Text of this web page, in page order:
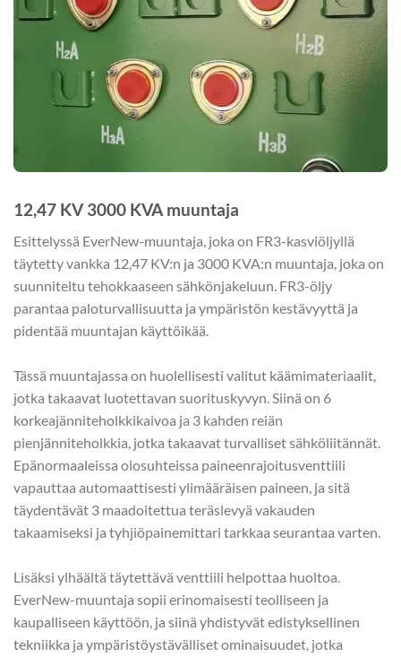
12,47 KV 3000 KVA muuntaja
Esittelyssä EverNew-muuntaja, joka on FR3-kasviöljyllä
täytetty vankka 12,47 KV:n ja 3000 KVA:n muuntaja, joka on
suunniteltu tehokkaaseen sähkönjakeluun. FR3-öljy
parantaa paloturvallisuutta ja ympäristön kestävyyttä ja
pidentää muuntajan käyttöikää.
Tässä muuntajassa on huolellisesti valitut käämimateriaalit,
jotka takaavat luotettavan suorituskyvyn. Siinä on 6
korkeajänniteholkkikaivoa ja 3 kahden reiän
pienjänniteholkkia, jotka takaavat turvalliset sähköliitännät.
Epänormaaleissa olosuhteissa paineenrajoitusventtiili
vapauttaa automaattisesti ylimääräisen paineen, ja sitä
täydentävät 3 maadoitettua teräslevyä vakauden
takaamiseksi ja tyhjiöpainemittari tarkkaa seurantaa varten.
Lisäksi ylhäältä täytettävä venttiili helpottaa huoltoa.
EverNew-muuntaja sopii erinomaisesti teolliseen ja
kaupalliseen käyttöön, ja siinä yhdistyvät edistyksellinen
tekniikka ja ympäristöystävälliset ominaisuudet, jotka